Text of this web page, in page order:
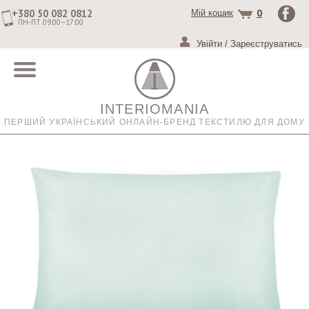
+380 50 082 0812
ПН-ПТ 09:00–17:00
Мій кошик 0
Увійти / Зареєструватись
INTERIOMANIA
ПЕРШИЙ УКРАЇНСЬКИЙ ОНЛАЙН-БРЕНД ТЕКСТИЛЮ ДЛЯ ДОМУ